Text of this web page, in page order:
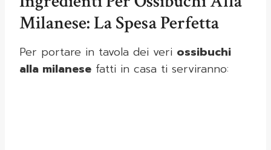
Milanese: La Spesa Perfetta
Per portare in tavola dei veri ossibuchi
alla milanese fatti in casa ti serviranno: